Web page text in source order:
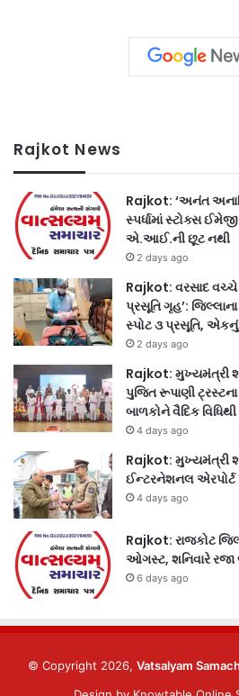
Rajkot News
Rajkot: ‘અનંત
સ્પર્ધામાં સ્ટોક્સ
એ.આઈ.ની છૂટ નથી
2 days ago
Rajkot: વરસાદ
પ્રસૂતિ ગૃહ’:
સ્પોટ ૩ પ્રસૂતિ,
2 days ago
Rajkot: મુખ્યમંત્રી
પુજિત રૂપાણી ટ્રસ્ટના
બાળકોને વૈદિક
4 days ago
Rajkot: મુખ્યમંત્રી
ઈન્ટરનેશનલ એરપોર્ટ
4 days ago
Rajkot: રાજકોટ
ઓગસ્ટ, શનિવારે રજા
6 days ago
© Copyright 2026, Vatsalyam